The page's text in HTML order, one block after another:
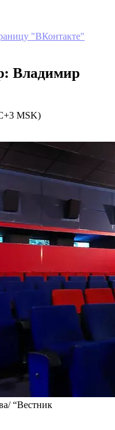
"ВКонтакте"
Владимир
MSK)
“Вестник